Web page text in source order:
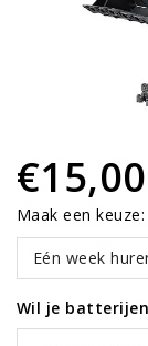
€15,00
Maak een keuze:
Eén week
Wil je